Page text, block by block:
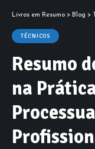
Livros em Resumo > Blog >
TÉCNICOS
Resumo
na